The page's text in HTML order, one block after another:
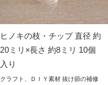
ヒノキの枝・チップ 直径 約
20ミリ×長さ 約8ミリ 10個
入り
クラフト、ＤＩＹ素材 抜け節の補修